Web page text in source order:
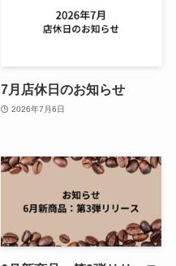
7月店休日のお知らせ
2026年7月6日